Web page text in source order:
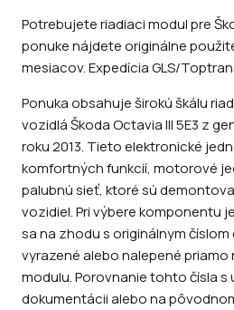
Potrebujete riadiaci modul pre
ponuke nájdete originálne
mesiacov. Expedícia GLS/
Ponuka obsahuje širokú škálu
vozidlá Škoda Octavia III 5E3 z
roku 2013. Tieto elektronické
komfortných funkcií, motorové
palubnú sieť, ktoré sú
vozidiel. Pri výbere komponentu
sa na zhodu s originálnym číslom
vyrazené alebo nalepené
modulu. Porovnanie tohto čísla s
dokumentácii alebo na